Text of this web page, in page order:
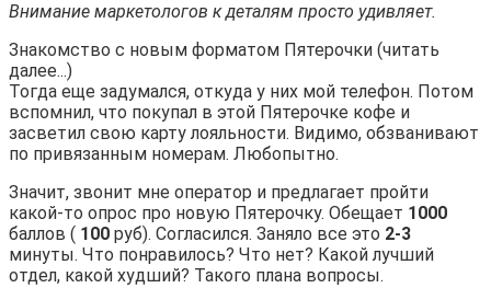
Внимание маркетологов к деталям просто удивляет.
Знакомство с новым форматом Пятерочки (читать
далее...)
Тогда еще задумался, откуда у них мой телефон. Потом
вспомнил, что покупал в этой Пятерочке кофе и
засветил свою карту лояльности. Видимо, обзванивают
по привязанным номерам. Любопытно.
Значит, звонит мне оператор и предлагает пройти
какой-то опрос про новую Пятерочку. Обещает 1000
баллов ( 100 руб). Согласился. Заняло все это 2-3
минуты. Что понравилось? Что нет? Какой лучший
отдел, какой худший? Такого плана вопросы.